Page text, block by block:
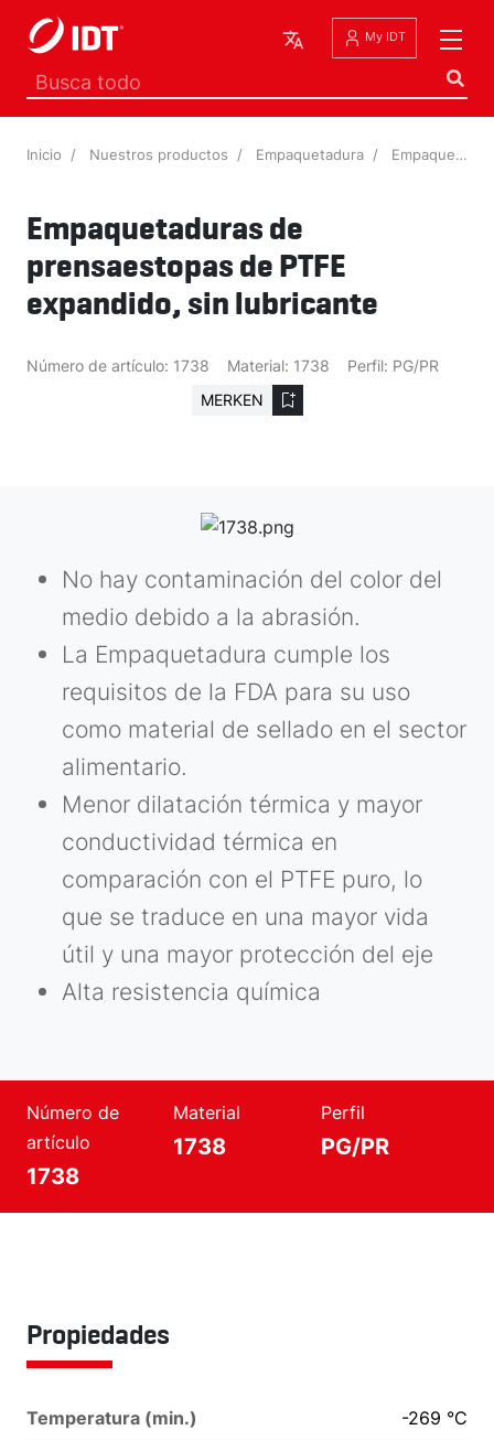
Español My IDT
Inicio Nuestros productos Empaquetadura Empaquetaduras de prensaestopas de PTFE expandido, sin lubricante
Empaquetaduras de
prensaestopas de PTFE
expandido, sin lubricante
Número de artículo: 1738 Material: 1738 Perfil: PG/PR
MERKEN
No hay contaminación del color del
medio debido a la abrasión.
La Empaquetadura cumple los
requisitos de la FDA para su uso
como material de sellado en el sector
alimentario.
Menor dilatación térmica y mayor
conductividad térmica en
comparación con el PTFE puro, lo
que se traduce en una mayor vida
útil y una mayor protección del eje
Alta resistencia química
Número de
artículo
1738
Material
1738
Perfil
PG/PR
Propiedades
Temperatura (min.) -269 °C